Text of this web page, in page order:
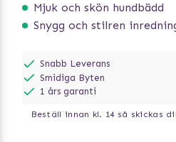
Mjuk och skön hundbädd
Snygg och stilren
Snabb Leverans
Smidiga Byten
1 års garanti
Beställ innan kl. 14 så skickas